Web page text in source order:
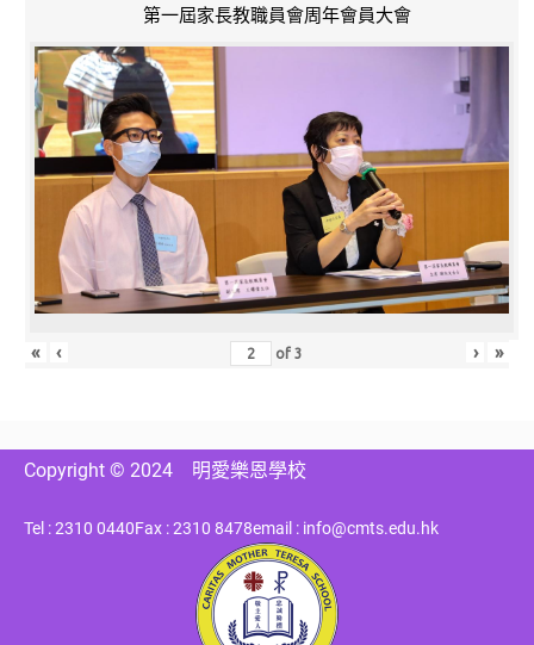
第一屆家長教職員會周年會員大會
« ‹ of3 › »
Copyright © 2024 明愛樂恩學校
Tel : 2310 0440Fax : 2310 8478email : info@cmts.edu.hk